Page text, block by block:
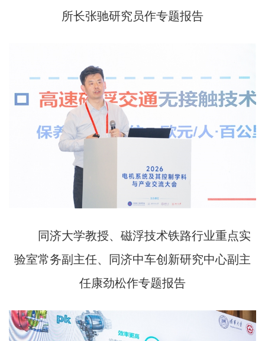
所长张驰研究员作专题报告
同济大学教授、磁浮技术铁路行业重点实
验室常务副主任、同济中车创新研究中心副主
任康劲松作专题报告